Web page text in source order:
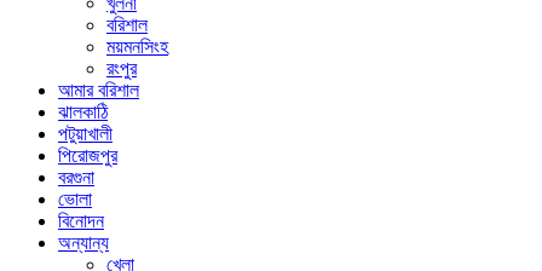
বরিশাল
ময়মনসিংহ
রংপুর
আমার বরিশাল
ঝালকাঠি
পটুয়াখালী
পিরোজপুর
বরগুনা
ভোলা
বিনোদন
অন্যান্য
খেলা